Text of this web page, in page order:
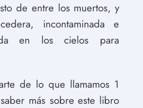
de entre los muertos, y
incontaminada e
en los cielos para
de lo que llamamos 1
más sobre este libro